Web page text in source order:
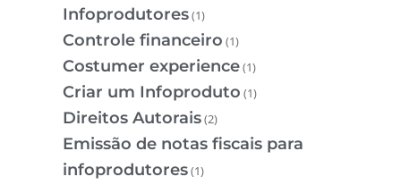
Infoprodutores(1)
Controle financeiro (1)
Costumer experience(1)
Criar um Infoproduto (1)
Direitos Autorais(2)
Emissão de notas fiscais para
infoprodutores(1)